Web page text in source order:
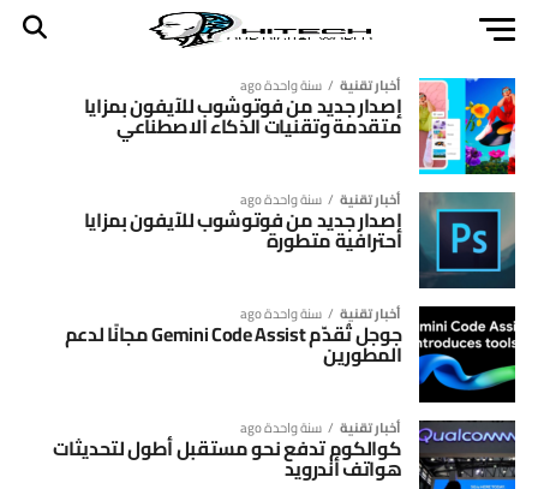
أخبار تقنية سنة واحدة ago
إصدار جديد من فوتوشوب للآيفون بمزايا
متقدمة وتقنيات الذكاء الاصطناعي
أخبار تقنية سنة واحدة ago
إصدار جديد من فوتوشوب للآيفون بمزايا
احترافية متطورة
أخبار تقنية سنة واحدة ago
جوجل تُقدّم Gemini Code Assist مجانًا لدعم
المطورين
أخبار تقنية سنة واحدة ago
كوالكوم تدفع نحو مستقبل أطول لتحديثات
هواتف أندرويد